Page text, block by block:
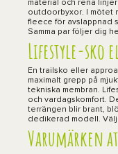
material och rena
outdoorbyxor. I mötet
fleece för avslappnad
Samma par följer dig
Lifestyle-sko
En trailsko eller
maximalt grepp på
tekniska membran.
och vardagskomfort.
terrängen blir brant,
dedikerad modell.
Varumärken